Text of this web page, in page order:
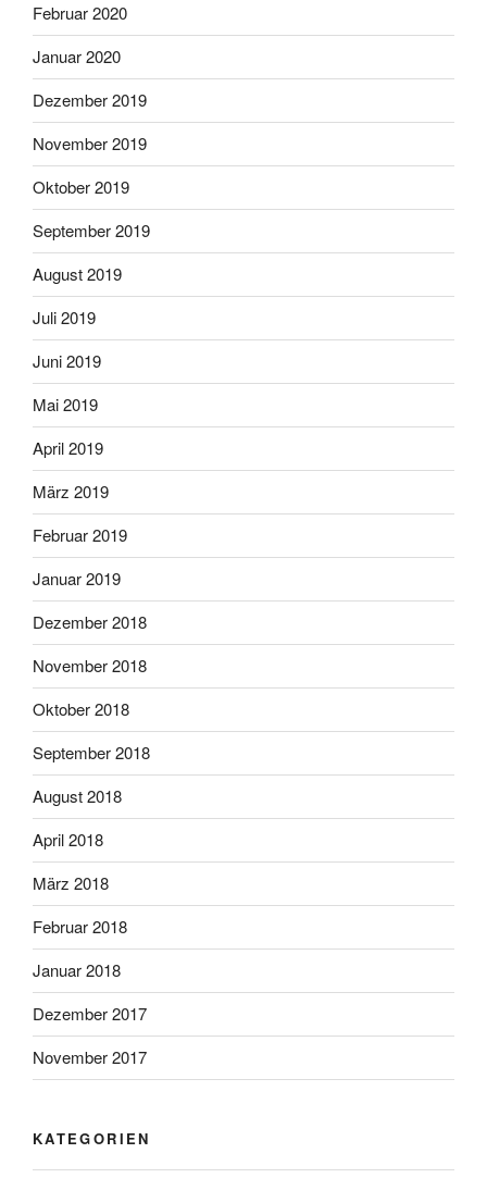
Februar 2020
Januar 2020
Dezember 2019
November 2019
Oktober 2019
September 2019
August 2019
Juli 2019
Juni 2019
Mai 2019
April 2019
März 2019
Februar 2019
Januar 2019
Dezember 2018
November 2018
Oktober 2018
September 2018
August 2018
April 2018
März 2018
Februar 2018
Januar 2018
Dezember 2017
November 2017
KATEGORIEN